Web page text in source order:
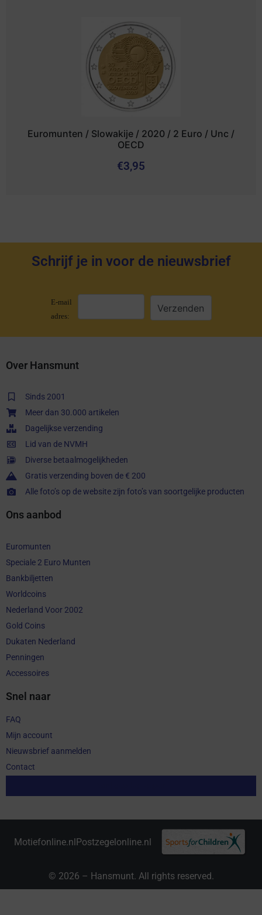
Euromunten / Slowakije / 2020 / 2 Euro / Unc /
OECD
€3,95
Schrijf je in voor de nieuwsbrief
E-mail
adres:
Over Hansmunt
Sinds 2001
Meer dan 30.000 artikelen
Dagelijkse verzending
Lid van de NVMH
Diverse betaalmogelijkheden
Gratis verzending boven de € 200
Alle foto’s op de website zijn foto’s van soortgelijke producten
Ons aanbod
Euromunten
Speciale 2 Euro Munten
Bankbiljetten
Worldcoins
Nederland Voor 2002
Gold Coins
Dukaten Nederland
Penningen
Accessoires
Snel naar
FAQ
Mijn account
Nieuwsbrief aanmelden
Contact
Motiefonline.nl Postzegelonline.nl
© 2026 – Hansmunt. All rights reserved.